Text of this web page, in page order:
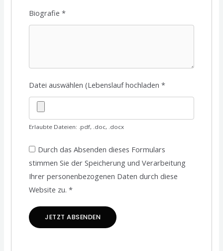
Biografie*
Datei auswählen (Lebenslauf hochladen*
Erlaubte Dateien: .pdf, .doc, .docx
Durch das Absenden dieses Formulars
stimmen Sie der Speicherung und Verarbeitung
Ihrer personenbezogenen Daten durch diese
Website zu.*